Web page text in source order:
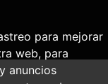
para mejorar
web, para
anuncios